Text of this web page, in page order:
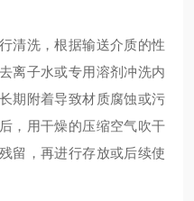
清洗，根据输送介质的性
离子水或专用溶剂冲洗内
期附着导致材质腐蚀或污
，用干燥的压缩空气吹干
留，再进行存放或后续使